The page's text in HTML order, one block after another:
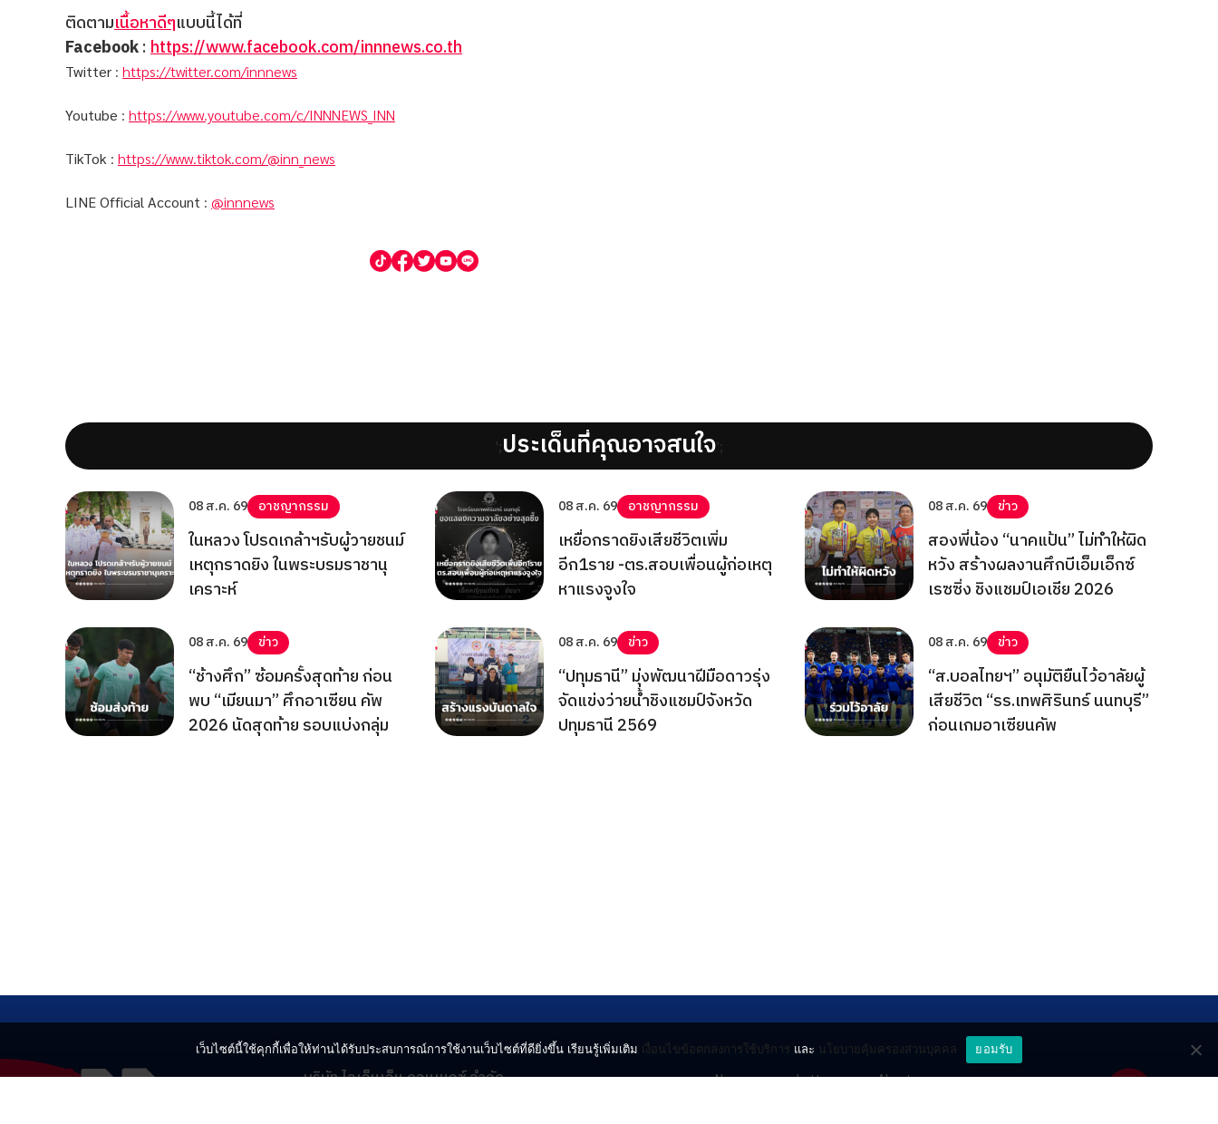
ติดตามเนื้อหาดีๆแบบนี้ได้ที่
Facebook: https://www.facebook.com/innnews.co.th
Twitter : https://twitter.com/innnews
Youtube : https://www.youtube.com/c/INNNEWS_INN
TikTok : https://www.tiktok.com/@inn_news
LINE Official Account : @innnews
';ประเด็นที่คุณอาจสนใจ';
08 ส.ค. 69 อาชญากรรม
ในหลวง โปรดเกล้าฯรับผู้วายชนม์
เหตุกราดยิง ในพระบรมราชานุ
เคราะห์
08 ส.ค. 69 อาชญากรรม
เหยื่อกราดยิงเสียชีวิตเพิ่ม
อีก1ราย -ตร.สอบเพื่อนผู้ก่อเหตุ
หาแรงจูงใจ
08 ส.ค. 69 ข่าว
สองพี่น้อง “นาคแป้น” ไม่ทำให้ผิด
หวัง สร้างผลงานศึกบีเอ็มเอ็กซ์
เรซซิ่ง ชิงแชมป์เอเชีย 2026
08 ส.ค. 69 ข่าว
“ช้างศึก” ซ้อมครั้งสุดท้าย ก่อน
พบ “เมียนมา” ศึกอาเซียน คัพ
2026 นัดสุดท้าย รอบแบ่งกลุ่ม
08 ส.ค. 69 ข่าว
“ปทุมธานี” มุ่งพัฒนาฝีมือดาวรุ่ง
จัดแข่งว่ายน้ำชิงแชมป์จังหวัด
ปทุมธานี 2569
08 ส.ค. 69 ข่าว
“ส.บอลไทยฯ” อนุมัติยืนไว้อาลัยผู้
เสียชีวิต “รร.เทพศิรินทร์ นนทบุรี”
ก่อนเกมอาเซียนคัพ
บริษัท ไอเอ็นเอ็น คอนเนกซ์ จำกัด
News
Lottery
About
เว็บไซต์นี้ใช้คุกกี้เพื่อให้ท่านได้รับประสบการณ์การใช้งานเว็บไซต์ที่ดียิ่งขึ้น เรียนรู้เพิ่มเติม เงื่อนไขข้อตกลงการใช้บริการ และ นโยบายคุ้มครองส่วนบุคคล ยอมรับ